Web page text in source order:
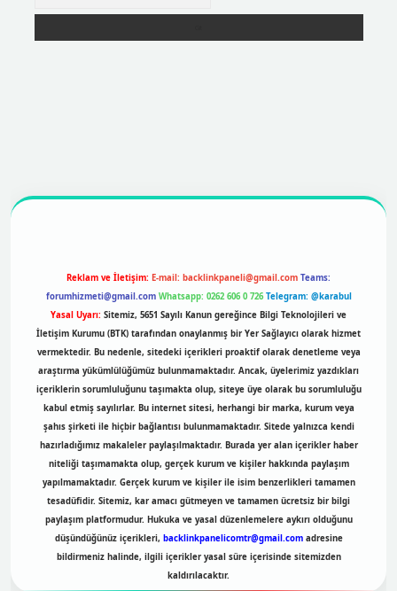
Reklam ve İletişim: E-mail: backlinkpaneli@gmail.com Teams:
forumhizmeti@gmail.com Whatsapp: 0262 606 0 726 Telegram: @karabul
Yasal Uyarı: Sitemiz, 5651 Sayılı Kanun gereğince Bilgi Teknolojileri ve
İletişim Kurumu (BTK) tarafından onaylanmış bir Yer Sağlayıcı olarak hizmet
vermektedir. Bu nedenle, sitedeki içerikleri proaktif olarak denetleme veya
araştırma yükümlülüğümüz bulunmamaktadır. Ancak, üyelerimiz yazdıkları
içeriklerin sorumluluğunu taşımakta olup, siteye üye olarak bu sorumluluğu
kabul etmiş sayılırlar. Bu internet sitesi, herhangi bir marka, kurum veya
şahıs şirketi ile hiçbir bağlantısı bulunmamaktadır. Sitede yalnızca kendi
hazırladığımız makaleler paylaşılmaktadır. Burada yer alan içerikler haber
niteliği taşımamakta olup, gerçek kurum ve kişiler hakkında paylaşım
yapılmamaktadır. Gerçek kurum ve kişiler ile isim benzerlikleri tamamen
tesadüfidir. Sitemiz, kar amacı gütmeyen ve tamamen ücretsiz bir bilgi
paylaşım platformudur. Hukuka ve yasal düzenlemelere aykırı olduğunu
düşündüğünüz içerikleri, backlinkpanelicomtr@gmail.comadresine
bildirmeniz halinde, ilgili içerikler yasal süre içerisinde sitemizden
kaldırılacaktır.